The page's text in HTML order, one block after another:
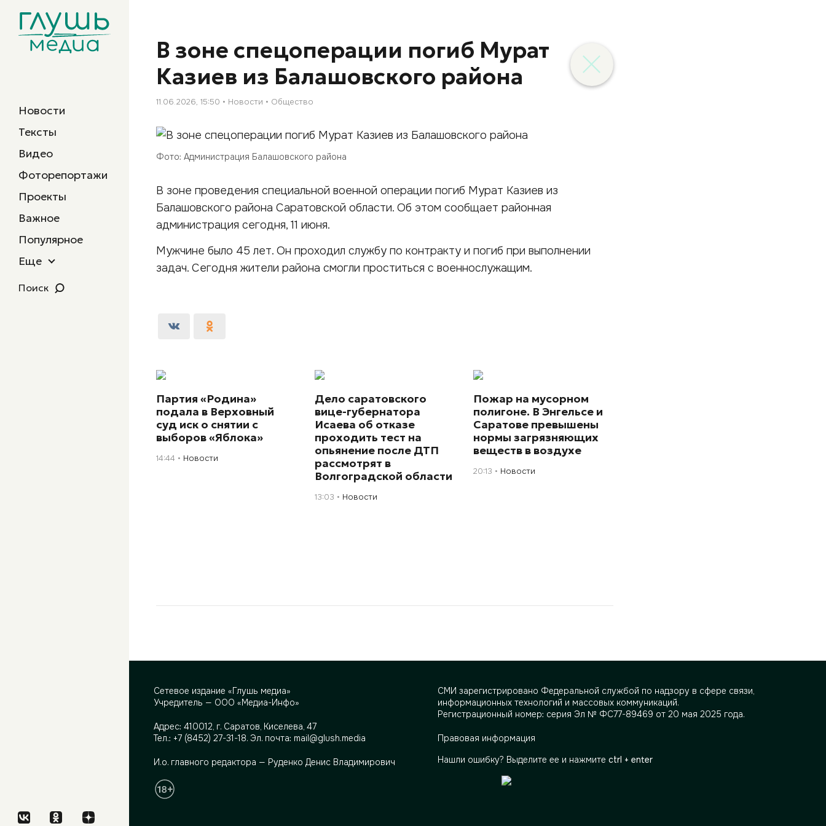
Новости
Тексты
Видео
Фоторепортажи
Проекты
Важное
Популярное
Еще
Поиск
В зоне спецоперации погиб Мурат
Казиев из Балашовского района
11.06.2026, 15:50 Новости Общество
Фото: Администрация Балашовского района
В зоне проведения специальной военной операции погиб Мурат Казиев из
Балашовского района Саратовской области. Об этом сообщает районная
администрация сегодня, 11 июня.
Мужчине было 45 лет. Он проходил службу по контракту и погиб при выполнении
задач. Сегодня жители района смогли проститься с военнослужащим.
Партия «Родина»
подала в Верховный
суд иск о снятии с
выборов «Яблока»
14:44 Новости
Дело саратовского
вице-губернатора
Исаева об отказе
проходить тест на
опьянение после ДТП
рассмотрят в
Волгоградской области
13:03 Новости
Пожар на мусорном
полигоне. В Энгельсе и
Саратове превышены
нормы загрязняющих
веществ в воздухе
20:13 Новости
Сетевое издание «Глушь медиа»
Учредитель — ООО «Медиа-Инфо»
Адрес: 410012, г. Саратов, Киселева, 47
Тел.: +7 (8452) 27-31-18. Эл. почта: mail@glush.media
И.о. главного редактора — Руденко Денис Владимирович
СМИ зарегистрировано Федеральной службой по надзору в сфере связи,
информационных технологий и массовых коммуникаций.
Регистрационный номер: серия Эл № ФС77-89469 от 20 мая 2025 года.
Правовая информация
Нашли ошибку? Выделите ее и нажмите ctrl + enter